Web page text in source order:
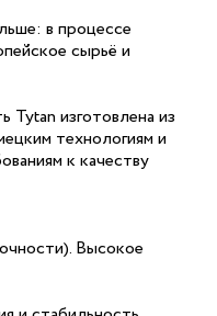
в процессе
сырьё и
Tytan изготовлена из
технологиям и
к качеству
Высокое